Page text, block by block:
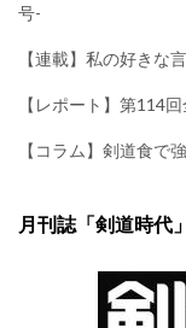
号-
【連載】私の好きな
【レポート】第114
【コラム】剣道食で
月刊誌「剣道時代